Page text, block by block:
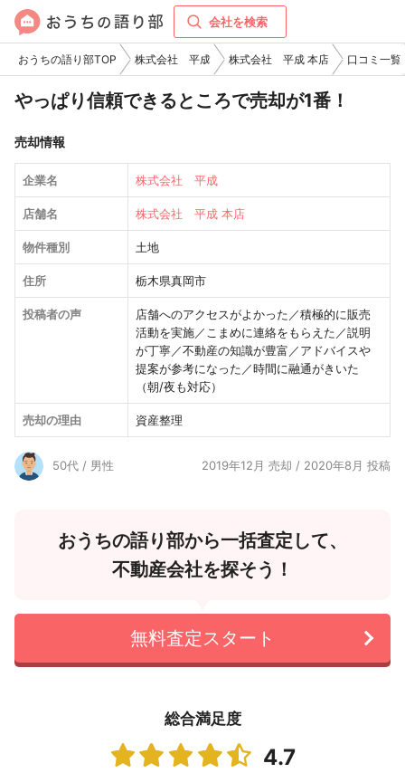
会社を検索
おうちの語り部TOP 株式会社 平成 株式会社 平成 本店 口コミ一覧
やっぱり信頼できるところで売却が1番！
売却情報
企業名 株式会社 平成
店舗名 株式会社 平成 本店
物件種別 土地
住所 栃木県真岡市
投稿者の声
店舗へのアクセスがよかった／積極的に販売
活動を実施／こまめに連絡をもらえた／説明
が丁寧／不動産の知識が豊富／アドバイスや
提案が参考になった／時間に融通がきいた
（朝/夜も対応）
売却の理由 資産整理
50代 / 男性 2019年12月 売却 / 2020年8月 投稿
おうちの語り部から一括査定して、
不動産会社を探そう！
無料査定スタート
総合満足度
4.7